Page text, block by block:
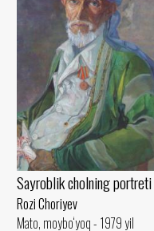
Sayroblik cholning portreti
Rozi Choriyev
Mato, moybo‘yoq - 1979 yil